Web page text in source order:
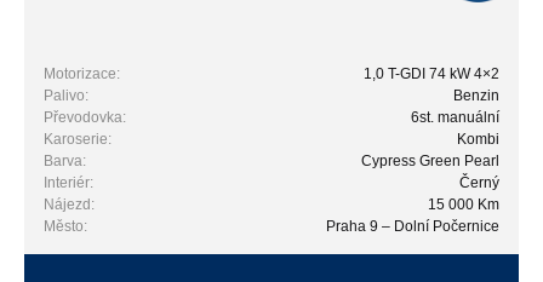
Motorizace:
1,0 T-GDI 74 kW 4×2
Palivo:
Benzin
Převodovka:
6st. manuální
Karoserie:
Kombi
Barva:
Cypress Green Pearl
Interiér:
Černý
Nájezd:
15 000 Km
Město:
Praha 9 – Dolní Počernice